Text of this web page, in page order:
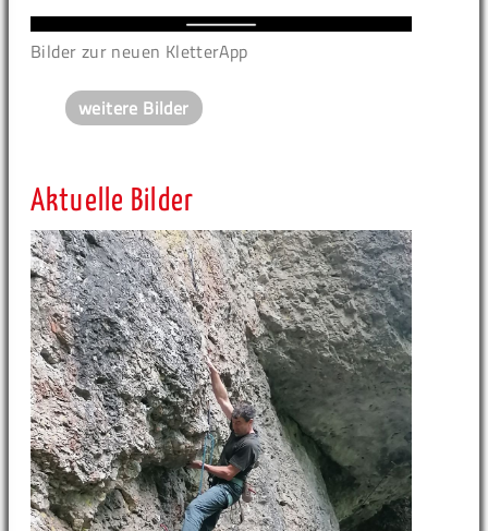
Bilder zur neuen KletterApp
weitere Bilder
Aktuelle Bilder